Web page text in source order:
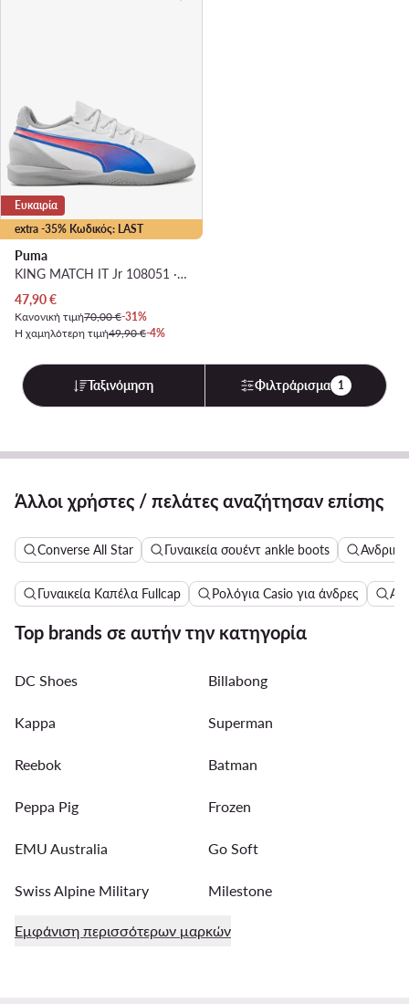
extra -35% Κωδικός: LAST
Ευκαιρία
Puma
KING MATCH IT Jr 108051 · Ποδοσφαιρικά Παπούτσια
Τρέχουσα τιμή
47,90€
Κανονική τιμή70,00 €-31%
Η χαμηλότερη τιμή49,90 €-4%
Ταξινόμηση Φιλτράρισμα 1
Άλλοι χρήστες / πελάτες αναζήτησαν επίσης
Converse All Star Γυναικεία σουέντ ankle boots
Γυναικεία Καπέλα Fullcap Ρολόγια Casio για άνδρες
Top brands σε αυτήν την κατηγορία
DC Shoes Billabong
Kappa Superman
Reebok Batman
Peppa Pig Frozen
EMU Australia Go Soft
Swiss Alpine Military Milestone
Εμφάνιση περισσότερων μαρκών